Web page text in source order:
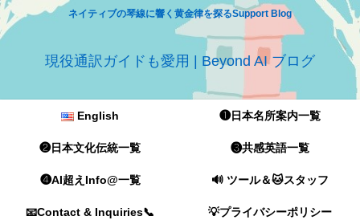
ネイティブの琴線に響く黄金律を探るSupport Blog
現役通訳ガイドも愛用 | Beyond AI ブログ
English ❶日本名所案内一覧
❷日本文化伝統一覧 ❸共感英語一覧
❹AI超えInfo@一覧 🔊 ツール＆🐱スタッフ
📧Contact & Inquiries📞 💡プライバシーポリシー